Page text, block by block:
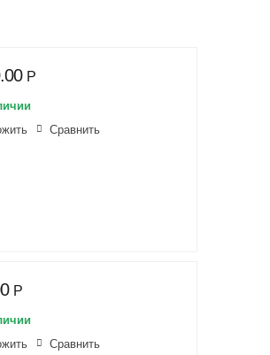
Р
Сравнить
Р
Сравнить